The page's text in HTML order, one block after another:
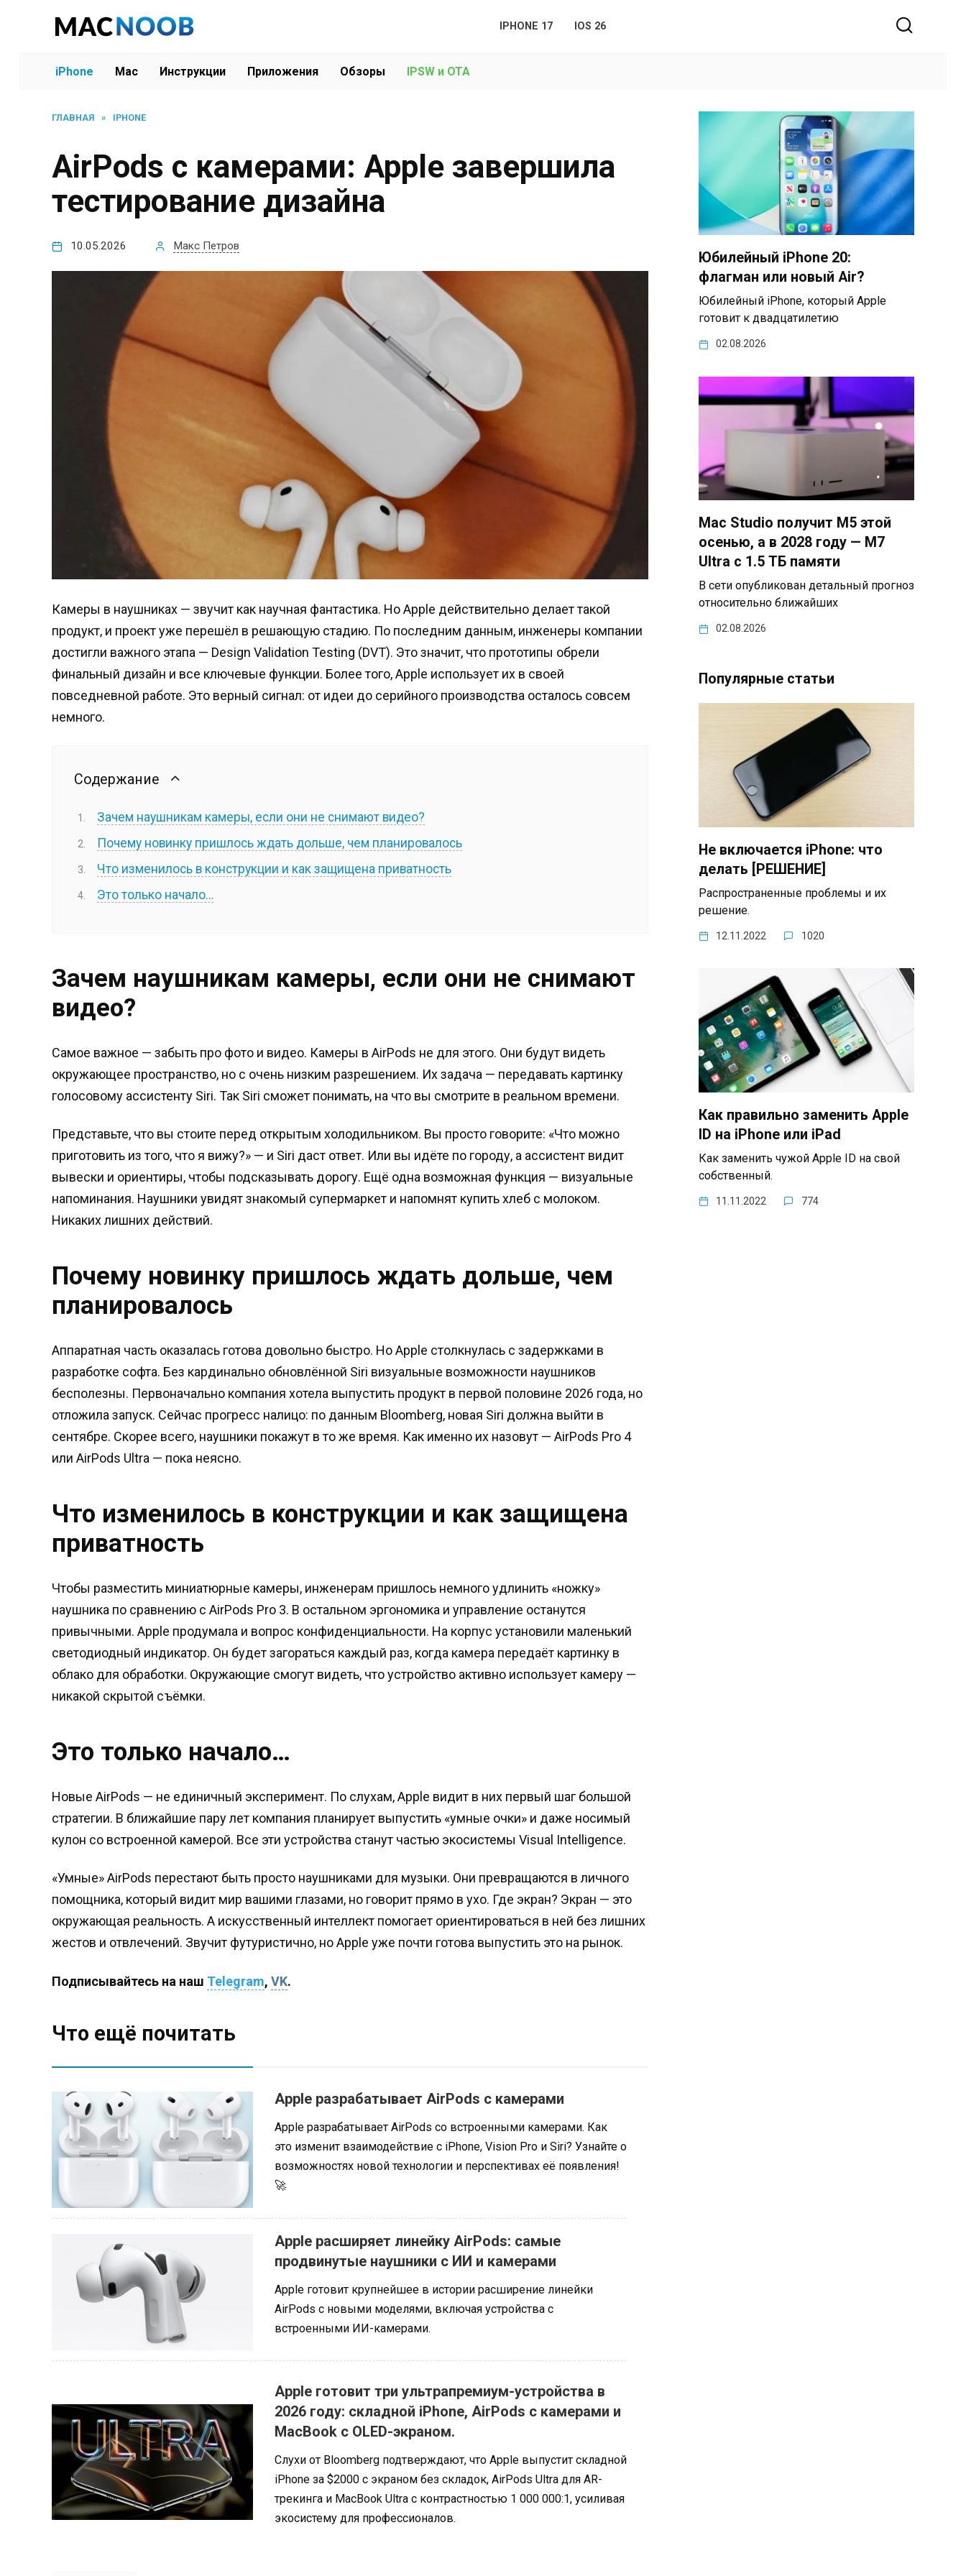
IPHONE 17 IOS 26
iPhone Mac Инструкции Приложения Обзоры IPSW и OTA
ГЛАВНАЯ » IPHONE
AirPods с камерами: Apple завершила
тестирование дизайна
10.05.2026 Макс Петров
Камеры в наушниках — звучит как научная фантастика. Но Apple действительно делает такой
продукт, и проект уже перешёл в решающую стадию. По последним данным, инженеры компании
достигли важного этапа — Design Validation Testing (DVT). Это значит, что прототипы обрели
финальный дизайн и все ключевые функции. Более того, Apple использует их в своей
повседневной работе. Это верный сигнал: от идеи до серийного производства осталось совсем
немного.
Содержание
Зачем наушникам камеры, если они не снимают видео?
Почему новинку пришлось ждать дольше, чем планировалось
Что изменилось в конструкции и как защищена приватность
Это только начало…
Зачем наушникам камеры, если они не снимают
видео?
Самое важное — забыть про фото и видео. Камеры в AirPods не для этого. Они будут видеть
окружающее пространство, но с очень низким разрешением. Их задача — передавать картинку
голосовому ассистенту Siri. Так Siri сможет понимать, на что вы смотрите в реальном времени.
Представьте, что вы стоите перед открытым холодильником. Вы просто говорите: «Что можно
приготовить из того, что я вижу?» — и Siri даст ответ. Или вы идёте по городу, а ассистент видит
вывески и ориентиры, чтобы подсказывать дорогу. Ещё одна возможная функция — визуальные
напоминания. Наушники увидят знакомый супермаркет и напомнят купить хлеб с молоком.
Никаких лишних действий.
Почему новинку пришлось ждать дольше, чем
планировалось
Аппаратная часть оказалась готова довольно быстро. Но Apple столкнулась с задержками в
разработке софта. Без кардинально обновлённой Siri визуальные возможности наушников
бесполезны. Первоначально компания хотела выпустить продукт в первой половине 2026 года, но
отложила запуск. Сейчас прогресс налицо: по данным Bloomberg, новая Siri должна выйти в
сентябре. Скорее всего, наушники покажут в то же время. Как именно их назовут — AirPods Pro 4
или AirPods Ultra — пока неясно.
Что изменилось в конструкции и как защищена
приватность
Чтобы разместить миниатюрные камеры, инженерам пришлось немного удлинить «ножку»
наушника по сравнению с AirPods Pro 3. В остальном эргономика и управление останутся
привычными. Apple продумала и вопрос конфиденциальности. На корпус установили маленький
светодиодный индикатор. Он будет загораться каждый раз, когда камера передаёт картинку в
облако для обработки. Окружающие смогут видеть, что устройство активно использует камеру —
никакой скрытой съёмки.
Это только начало…
Новые AirPods — не единичный эксперимент. По слухам, Apple видит в них первый шаг большой
стратегии. В ближайшие пару лет компания планирует выпустить «умные очки» и даже носимый
кулон со встроенной камерой. Все эти устройства станут частью экосистемы Visual Intelligence.
«Умные» AirPods перестают быть просто наушниками для музыки. Они превращаются в личного
помощника, который видит мир вашими глазами, но говорит прямо в ухо. Где экран? Экран — это
окружающая реальность. А искусственный интеллект помогает ориентироваться в ней без лишних
жестов и отвлечений. Звучит футуристично, но Apple уже почти готова выпустить это на рынок.
Подписывайтесь на наш Telegram, VK.
Что ещё почитать
Apple разрабатывает AirPods с камерами
Apple разрабатывает AirPods со встроенными камерами. Как
это изменит взаимодействие с iPhone, Vision Pro и Siri? Узнайте о
возможностях новой технологии и перспективах её появления!
🚀
Apple расширяет линейку AirPods: самые
продвинутые наушники с ИИ и камерами
Apple готовит крупнейшее в истории расширение линейки
AirPods с новыми моделями, включая устройства с
встроенными ИИ-камерами.
Apple готовит три ультрапремиум-устройства в
2026 году: складной iPhone, AirPods с камерами и
MacBook с OLED-экраном.
Слухи от Bloomberg подтверждают, что Apple выпустит складной
iPhone за $2000 с экраном без складок, AirPods Ultra для AR-
трекинга и MacBook Ultra с контрастностью 1 000 000:1, усиливая
экосистему для профессионалов.
Юбилейный iPhone 20:
флагман или новый Air?
Юбилейный iPhone, который Apple
готовит к двадцатилетию
02.08.2026
Mac Studio получит M5 этой
осенью, а в 2028 году — M7
Ultra с 1.5 ТБ памяти
В сети опубликован детальный прогноз
относительно ближайших
02.08.2026
Популярные статьи
Не включается iPhone: что
делать [РЕШЕНИЕ]
Распространенные проблемы и их
решение.
12.11.2022 1020
Как правильно заменить Apple
ID на iPhone или iPad
Как заменить чужой Apple ID на свой
собственный.
11.11.2022 774